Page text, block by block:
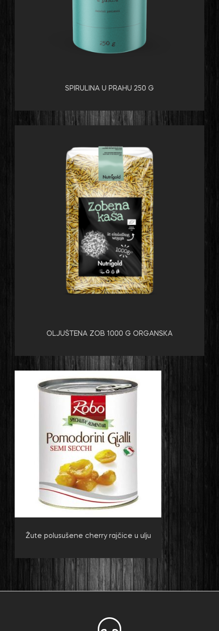
SPIRULINA U PRAHU 250 G
OLJUŠTENA ZOB 1000 G ORGANSKA
Žute polusušene cherry rajčice u ulju